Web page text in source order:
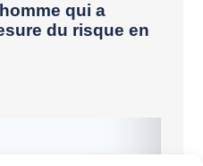
qui a
du risque en